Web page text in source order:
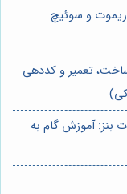
و سوئیچ
تعمیر و کددهی
بنز: آموزش گام به